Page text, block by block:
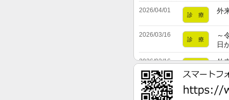
2026/04/01
診 療 外
2026/03/16
診 療
～
日
2026/02/16
診 療 外
2026/01/31
病 院
イ
チ